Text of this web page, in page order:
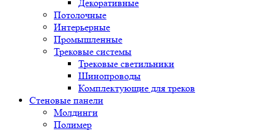
Декоративные
Потолочные
Интерьерные
Промышленные
Трековые системы
Трековые светильники
Шинопроводы
Комплектующие для треков
Стеновые панели
Молдинги
Полимер